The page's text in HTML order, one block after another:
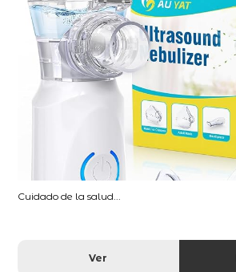
Cuidado de la salud...
Ver